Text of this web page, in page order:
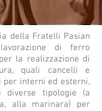
della Fratelli Pasian
di ferro
la realizzazione di
quali cancelli e
per interni ed esterni,
diverse tipologie (a
alla marinara) per